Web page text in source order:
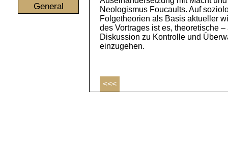
General
Neologismus Foucaults. Auf
Folgetheorien als Basis aktueller
des Vortrages ist es, theoretische
Diskussion zu Kontrolle und
einzugehen.
<<<